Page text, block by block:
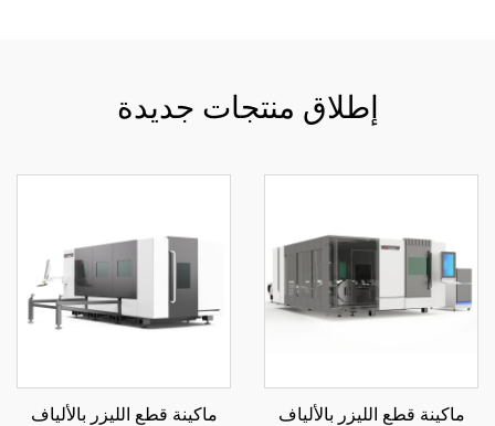
إطلاق منتجات جديدة
ماكينة قطع الليزر بالألياف
ماكينة قطع الليزر بالألياف